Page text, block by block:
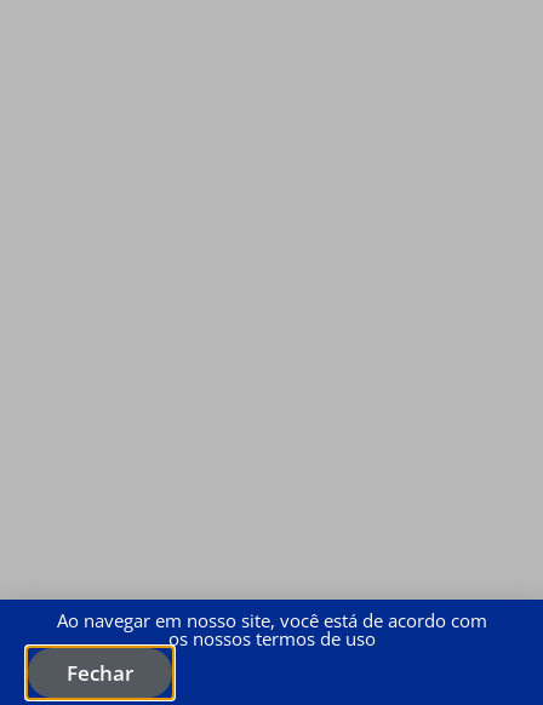
Ao navegar em nosso site, você está de acordo com
os nossos termos de uso
Fechar